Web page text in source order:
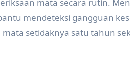
mata secara rutin.
mendeteksi gangguan
setidaknya satu tahun